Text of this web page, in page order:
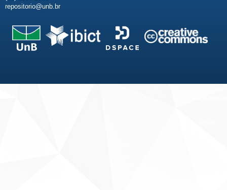
repositorio@unb.br